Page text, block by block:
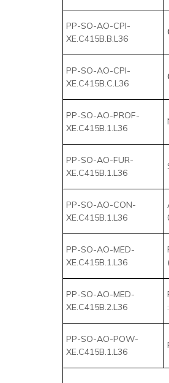
XE.C415B.B.L36
PP-SO-AO-CPI-
XE.C415B.C.L36
PP-SO-AO-FUR-
XE.C415B.1.L36
PP-SO-AO-CON-
PP-SO-AO-MED-
XE.C415B.1.L36
PP-SO-AO-MED-
XE.C415B.2.L36
XE.C415B.1.L36